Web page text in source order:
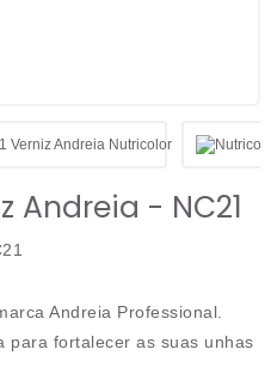
Andreia - NC21
Andreia Professional.
para fortalecer as suas unhas